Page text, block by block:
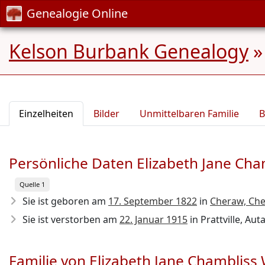
Genealogie Online
Kelson Burbank Genealogy
Einzelheiten Bilder Unmittelbaren Familie
Persönliche Daten Elizabeth Jane
Quelle 1
Sie ist geboren am 17. September 1822 in Cheraw,
Sie ist verstorben am 22. Januar 1915 in Prattville,
Familie von Elizabeth Jane